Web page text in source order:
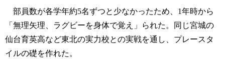
部員数が各学年約5名ずつと少なかったため、1年時から
「無理矢理、ラグビーを身体で覚え」られた。同じ宮城の
仙台育英高など東北の実力校との実戦を通し、プレースタ
イルの礎を作れた。